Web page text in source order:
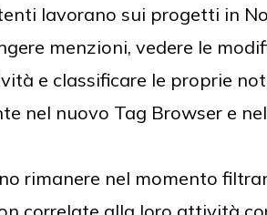
lavorano sui progetti in
menzioni, vedere le
e classificare le proprie
nel nuovo Tag Browser e
rimanere nel momento